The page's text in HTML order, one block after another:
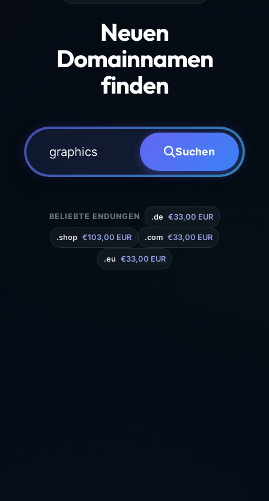
Neuen
Domainnamen
finden
Suchen
BELIEBTE ENDUNGEN .de €33,00 EUR
.shop €103,00 EUR .com €33,00 EUR
.eu €33,00 EUR